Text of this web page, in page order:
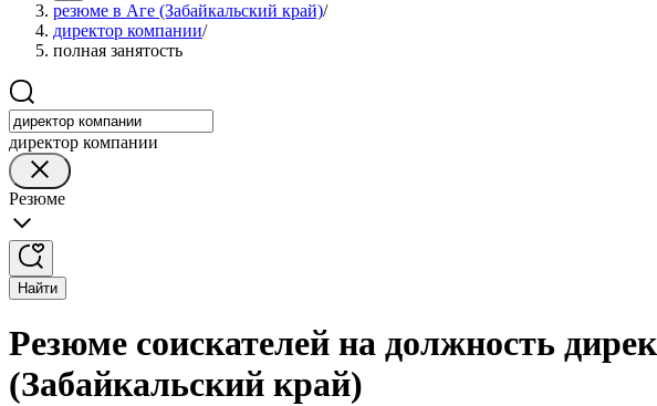
резюме в Аге (Забайкальский край)/
директор компании/
полная занятость
директор компании
Резюме
Найти
Резюме соискателей на должность
(Забайкальский край)